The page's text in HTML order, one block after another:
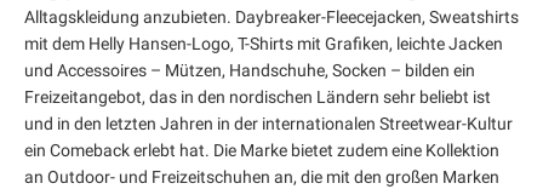
Alltagskleidung anzubieten. Daybreaker-Fleecejacken, Sweatshirts
mit dem Helly Hansen-Logo, T-Shirts mit Grafiken, leichte Jacken
und Accessoires – Mützen, Handschuhe, Socken – bilden ein
Freizeitangebot, das in den nordischen Ländern sehr beliebt ist
und in den letzten Jahren in der internationalen Streetwear-Kultur
ein Comeback erlebt hat. Die Marke bietet zudem eine Kollektion
an Outdoor- und Freizeitschuhen an, die mit den großen Marken